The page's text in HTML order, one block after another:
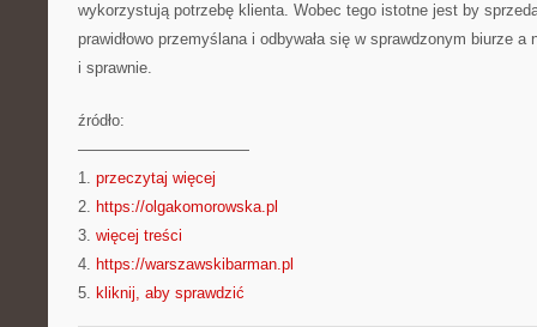
wykorzystują potrzebę klienta. Wobec tego istotne jest by
prawidłowo przemyślana i odbywała się w sprawdzonym biurze
i sprawnie.
źródło:
———————————
1. przeczytaj więcej
2. https://olgakomorowska.pl
3. więcej treści
4. https://warszawskibarman.pl
5. kliknij, aby sprawdzić